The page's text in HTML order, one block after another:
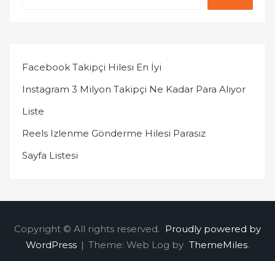
Facebook Takipçi Hilesi En İyi
Instagram 3 Milyon Takipçi Ne Kadar Para Alıyor
Liste
Reels Izlenme Gönderme Hilesi Parasız
Sayfa Listesi
Copyright © All rights reserved. Proudly powered by
WordPress | Theme: Web Log by ThemeMiles.